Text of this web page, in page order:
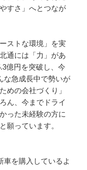
すさ」へとつなが
ストな環境」を実
通には「力」があ
億円を突破し、今
な急成長中で勢いが
めの会社づくり」
ん、今までドライ
った未経験の方に
願っています。
車を購入しているよ